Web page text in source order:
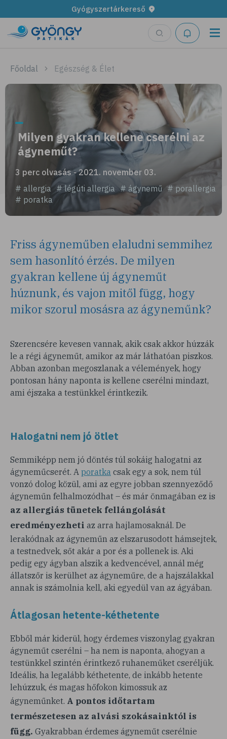
Gyógyszertárkereső
Főoldal Egészség & Élet
Milyen gyakran kellene cserélni az
ágyneműt?
3 perc olvasás - 2021. november 03.
# allergia # légúti allergia # ágynemű # porallergia
# poratka
Friss ágyneműben elaludni semmihez
sem hasonlító érzés. De milyen
gyakran kellene új ágyneműt
húznunk, és vajon mitől függ, hogy
mikor szorul mosásra az ágyneműnk?
Szerencsére kevesen vannak, akik csak akkor húzzák
le a régi ágyneműt, amikor az már láthatóan piszkos.
Abban azonban megoszlanak a vélemények, hogy
pontosan hány naponta is kellene cserélni mindazt,
ami éjszaka a testünkkel érintkezik.
Halogatni nem jó ötlet
Semmiképp nem jó döntés túl sokáig halogatni az
ágyneműcserét. A poratka csak egy a sok, nem túl
vonzó dolog közül, ami az egyre jobban szennyeződő
ágyneműn felhalmozódhat – és már önmagában ez is
az allergiás tünetek fellángolását
eredményezheti az arra hajlamosaknál. De
lerakódnak az ágyneműn az elszarusodott hámsejtek,
a testnedvek, sőt akár a por és a pollenek is. Aki
pedig egy ágyban alszik a kedvencével, annál még
állatszőr is kerülhet az ágyneműre, de a hajszálakkal
annak is számolnia kell, aki egyedül van az ágyában.
Átlagosan hetente-kéthetente
Ebből már kiderül, hogy érdemes viszonylag gyakran
ágyneműt cserélni – ha nem is naponta, ahogyan a
testünkkel szintén érintkező ruhaneműket cseréljük.
Ideális, ha legalább kéthetente, de inkább hetente
lehúzzuk, és magas hőfokon kimossuk az
ágyneműnket. A pontos időtartam
természetesen az alvási szokásainktól is
függ. Gyakrabban érdemes ágyneműt cserélnie